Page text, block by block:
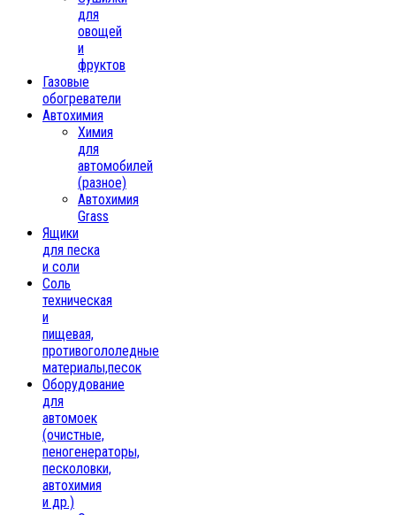
для
овощей
и
фруктов
Газовые
обогреватели
Автохимия
Химия
для
автомобилей
(разное)
Автохимия
Grass
Ящики
для песка
и соли
Соль
техническая
и
пищевая,
противогололедные
материалы,песок
Oборудование
для
автомоек
(очистные,
пеногенераторы,
песколовки,
автохимия
и др.)